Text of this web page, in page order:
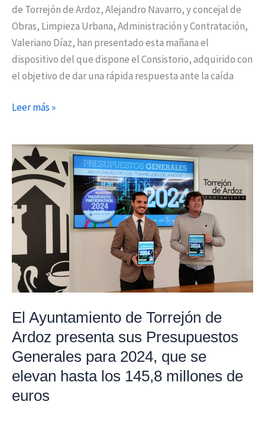
de Torrejón de Ardoz, Alejandro Navarro, y concejal de
Obras, Limpieza Urbana, Administración y Contratación,
Valeriano Díaz, han presentado esta mañana el
dispositivo del que dispone el Consistorio, adquirido con
el objetivo de dar una rápida respuesta ante la caída
Leer más »
El Ayuntamiento de Torrejón de
Ardoz presenta sus Presupuestos
Generales para 2024, que se
elevan hasta los 145,8 millones de
euros
Ayuntamiento
de
Torrejón
de
Ardoz
presenta
sus
Presupuestos
para
2024,
que
elevan
hasta